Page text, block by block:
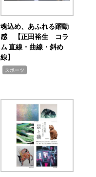
魂込め、あふれる躍動
感 【正田裕生 コラ
ム 直線・曲線・斜め
線】
スポーツ